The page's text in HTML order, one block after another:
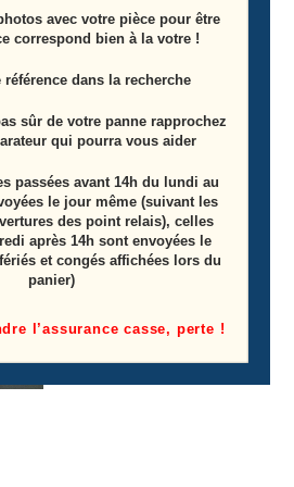
avec votre pièce pour être
correspond bien à la votre !
référence dans la recherche
sûr de votre panne rapprochez
qui pourra vous aider
passées avant 14h du lundi au
le jour même (suivant les
des point relais), celles
après 14h sont envoyées le
et congés affichées lors du
panier)
l’assurance casse, perte !